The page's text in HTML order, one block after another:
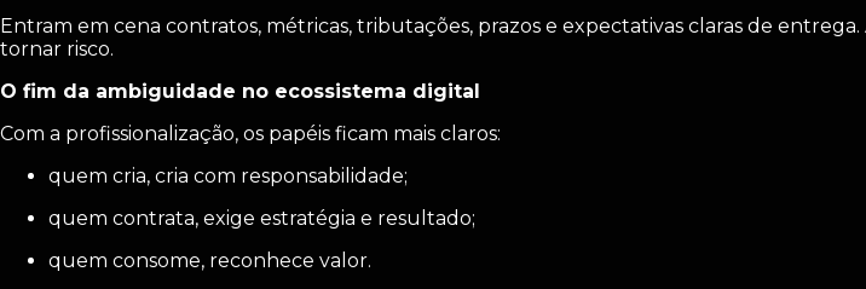
Entram em cena contratos, métricas, tributações, prazos e expectativas claras de
tornar risco.
O fim da ambiguidade no ecossistema digital
Com a profissionalização, os papéis ficam mais claros:
quem cria, cria com responsabilidade;
quem contrata, exige estratégia e resultado;
quem consome, reconhece valor.